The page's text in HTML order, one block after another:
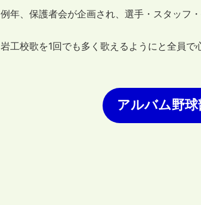
例年、保護者会が企画され、選手・スタッフ
岩工校歌を1回でも多く歌えるようにと全員で
アルバム野球